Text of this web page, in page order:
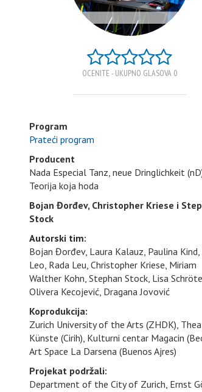
OCENITE - UKUPNO GLASOVA 0
Program
Prateći program
Producent
Nada Especial Tanz, neue Dringlichkeit
Teorija koja hoda
Bojan Đorđev, Christopher Kriese i
Stock
Autorski tim:
Bojan Đorđev, Laura Kalauz, Paulina Kind,
Leo, Rada Leu, Christopher Kriese, Miriam
Walther Kohn, Stephan Stock, Lisa
Olivera Kecojević, Dragana Jovović
Koprodukcija:
Zurich University of the Arts (ZHDK),
Künste (Cirih), Kulturni centar Magacin
Art Space La Darsena (Buenos Ajres)
Projekat podržali:
Department of the City of Zurich, Ernst